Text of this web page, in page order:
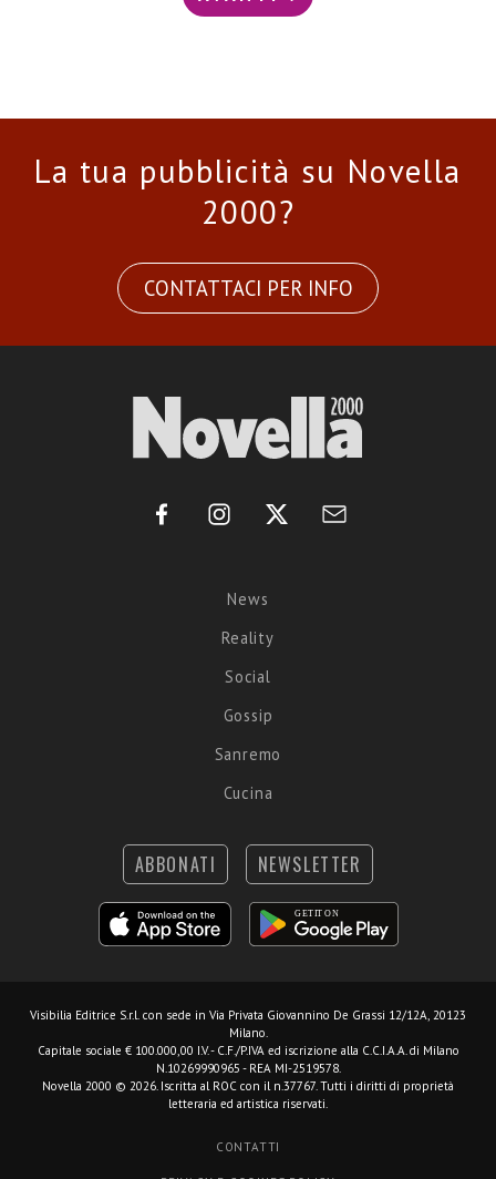
La tua pubblicità su Novella
2000?
CONTATTACI PER INFO
News
Reality
Social
Gossip
Sanremo
Cucina
ABBONATI NEWSLETTER
Visibilia Editrice S.r.l. con sede in Via Privata Giovannino De Grassi 12/12A, 20123
Milano.
Capitale sociale € 100.000,00 I.V. - C.F./P.IVA ed iscrizione alla C.C.I.A.A. di Milano
N.10269990965 - REA MI-2519578.
Novella 2000 © 2026. Iscritta al ROC con il n.37767. Tutti i diritti di proprietà
letteraria ed artistica riservati.
CONTATTI